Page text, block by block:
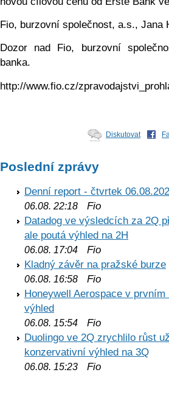
Fio, burzovní společnost, a.s., Jana
Dozor nad Fio, burzovní
banka.
http://www.fio.cz/
Diskutovat
Poslední zprávy
Denní report - čtvrtek
06.08. 22:18 Fio
Datadog ve výsledcích za 2Q
ale poutá výhled na 2H
06.08. 17:04 Fio
Kladný závěr na pražské burze
06.08. 16:58 Fio
Honeywell Aerospace v
výhled
06.08. 15:54 Fio
Duolingo ve 2Q zrychlilo růst
konzervativní výhled na 3Q
06.08. 15:23 Fio